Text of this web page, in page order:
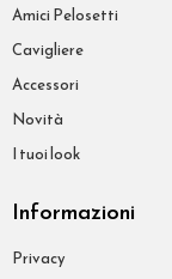
Amici Pelosetti
Cavigliere
Accessori
Novità
I tuoi look
Informazioni
Privacy